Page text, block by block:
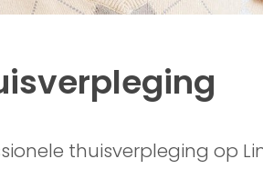
thuisverpleging op